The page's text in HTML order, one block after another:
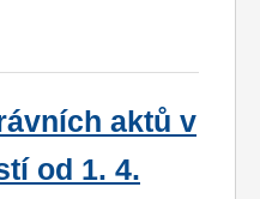
aktů v
od 1. 4.